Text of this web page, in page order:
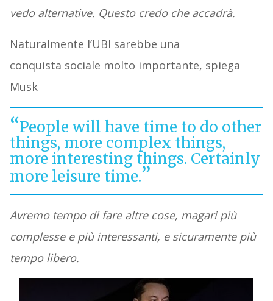
vedo alternative. Questo credo che accadrà.
Naturalmente l’UBI sarebbe una
conquista sociale molto importante, spiega
Musk
People will have time to do other
things, more complex things,
more interesting things. Certainly
more leisure time.
Avremo tempo di fare altre cose, magari più
complesse e più interessanti, e sicuramente più
tempo libero.